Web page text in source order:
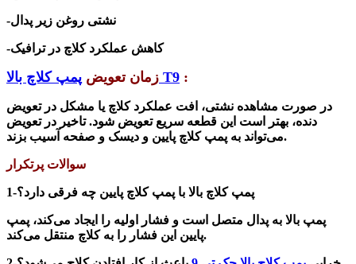
-نشتی روغن زیر پدال
-کاهش عملکرد کلاچ در ترافیک
زمان تعویض پمپ کلاچ بالا T9 :
در صورت مشاهده نشتی، افت عملکرد کلاچ یا مشکل در تعویض
دنده، بهتر است این قطعه سریع تعویض شود. تاخیر در تعویض
می‌تواند به پمپ کلاچ پایین و دیسک و صفحه آسیب بزند.
1-پمپ کلاچ بالا با پمپ کلاچ پایین چه فرقی دارد؟
پمپ بالا به پدال متصل است و فشار اولیه را ایجاد می‌کند، پمپ
پایین این فشار را به کلاچ منتقل می‌کند.